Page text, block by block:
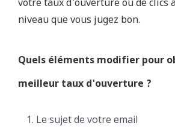
niveau que vous jugez bon.
Quels éléments modifier pour
meilleur taux d'ouverture ?
Le sujet de votre email